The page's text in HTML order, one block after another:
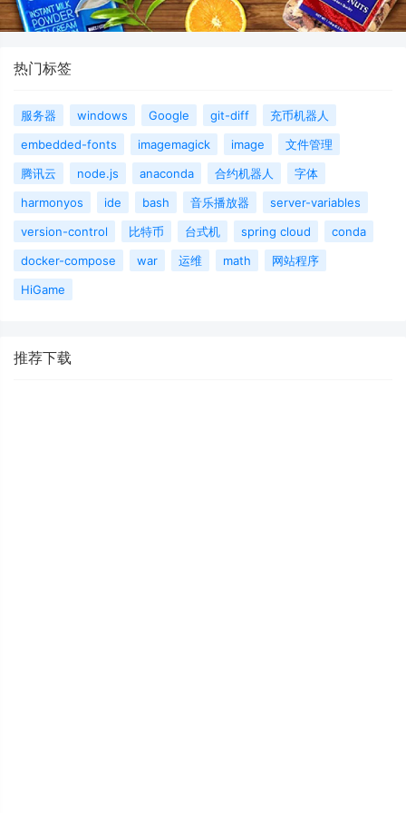
热门标签
服务器 windows Google git-diff
充币机器人
embedded-fonts
imagemagick image
文件管理
腾讯云
node.js anaconda 合约机器人
字体
harmonyos
ide bash 音乐播放器
server-variables
version-control
比特币 台式机 spring cloud
conda
docker-compose
war 运维 math
网站程序
HiGame
推荐下载